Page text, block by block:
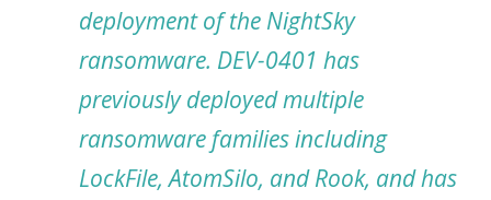
deployment of the NightSky
ransomware. DEV-0401 has
previously deployed multiple
ransomware families including
LockFile, AtomSilo, and Rook, and has